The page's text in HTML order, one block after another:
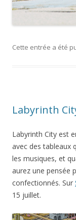
Cette entrée a été
Labyrinth
Labyrinth City est
avec des tableaux
les musiques, et
aurez une pensée
confectionnés. Sur
15 juillet.